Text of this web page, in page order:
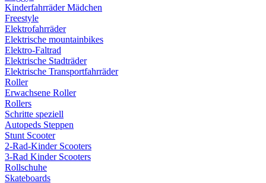
Kinderfahrräder Mädchen
Freestyle
Elektrofahrräder
Elektrische mountainbikes
Elektro-Faltrad
Elektrische Stadträder
Elektrische Transportfahrräder
Roller
Erwachsene Roller
Rollers
Schritte speziell
Autopeds Steppen
Stunt Scooter
2-Rad-Kinder Scooters
3-Rad Kinder Scooters
Rollschuhe
Skateboards